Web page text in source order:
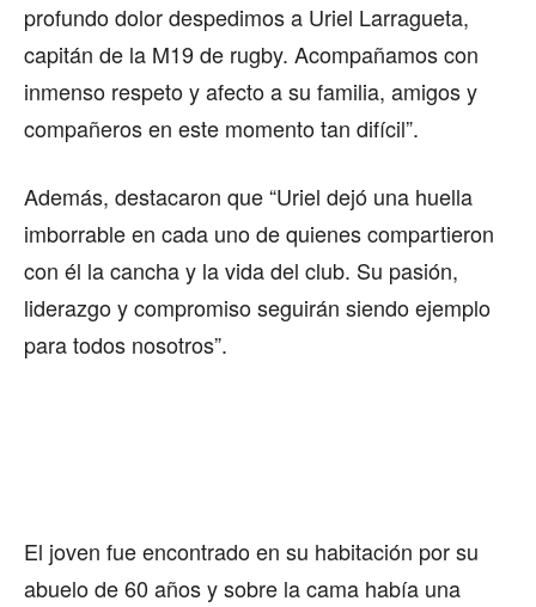
profundo dolor despedimos a Uriel Larragueta,
capitán de la M19 de rugby. Acompañamos con
inmenso respeto y afecto a su familia, amigos y
compañeros en este momento tan difícil”.
Además, destacaron que “Uriel dejó una huella
imborrable en cada uno de quienes compartieron
con él la cancha y la vida del club. Su pasión,
liderazgo y compromiso seguirán siendo ejemplo
para todos nosotros”.
El joven fue encontrado en su habitación por su
abuelo de 60 años y sobre la cama había una